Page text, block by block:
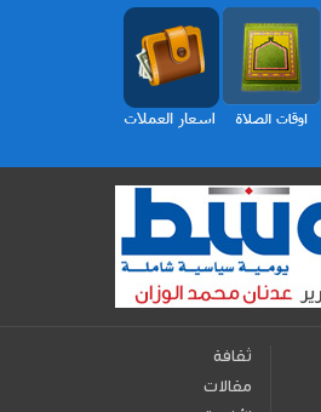
ثقافة
مقالات